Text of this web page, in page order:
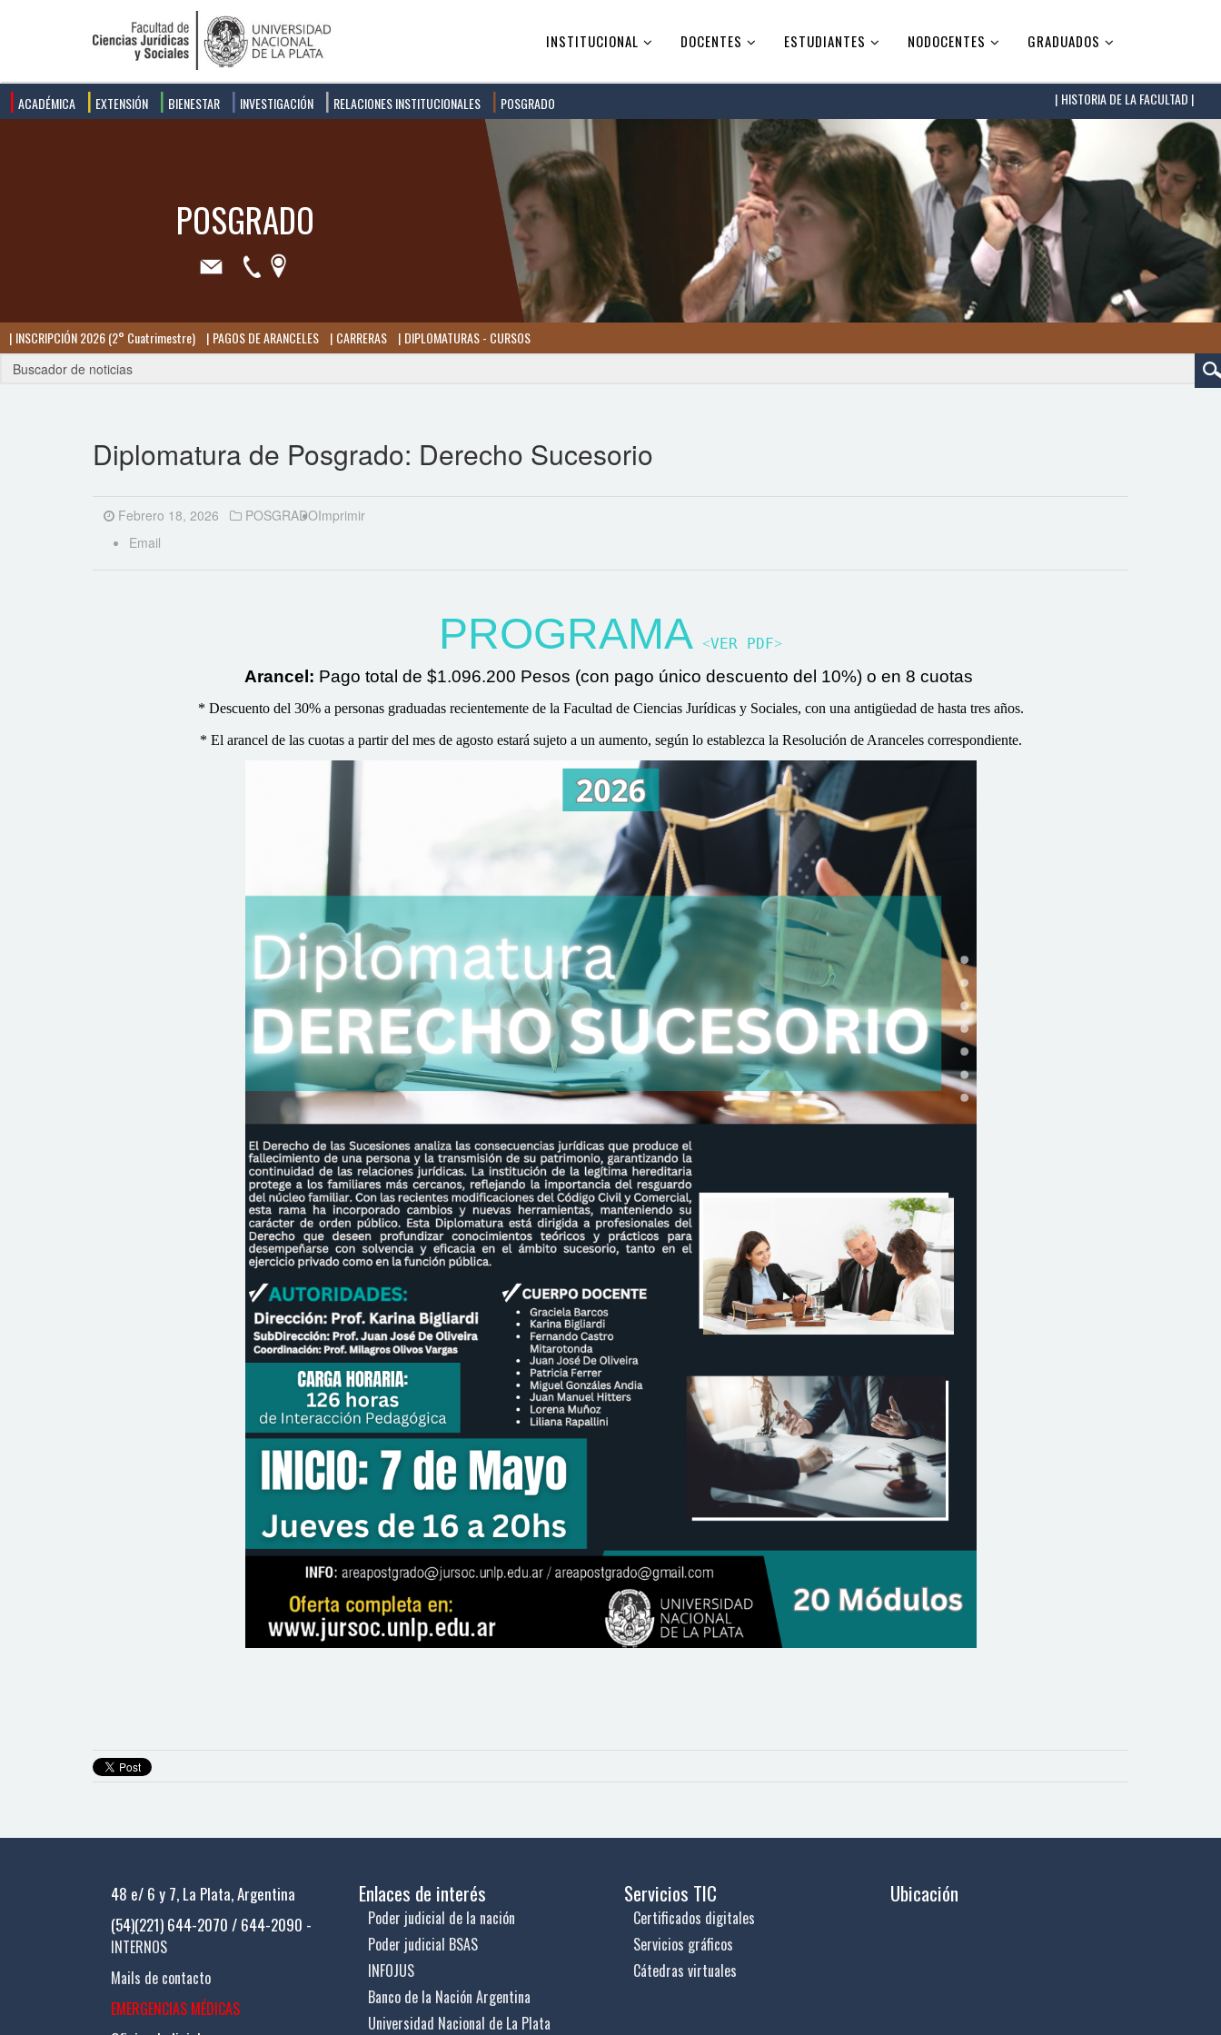
INSTITUCIONAL DOCENTES ESTUDIANTES NODOCENTES GRADUADOS
ACADÉMICA EXTENSIÓN BIENESTAR INVESTIGACIÓN RELACIONES INSTITUCIONALES POSGRADO HISTORIA DE LA FACULTAD |
INSCRIPCIÓN 2026 (2° Cuatrimestre) PAGOS DE ARANCELES CARRERAS DIPLOMATURAS - CURSOS
Diplomatura de Posgrado: Derecho Sucesorio
Febrero 18, 2026 POSGRADOImprimir
Email
PROGRAMA ˂VER PDF˃
Arancel: Pago total de $1.096.200 Pesos (con pago único descuento del 10%) o en 8 cuotas
* Descuento del 30% a personas graduadas recientemente de la Facultad de Ciencias Jurídicas y Sociales, con una antigüedad de hasta tres años.
* El arancel de las cuotas a partir del mes de agosto estará sujeto a un aumento, según lo establezca la Resolución de Aranceles correspondiente.
48 e/ 6 y 7, La Plata, Argentina
(54)(221) 644-2070 / 644-2090 -
INTERNOS
Mails de contacto
EMERGENCIAS MÉDICAS
Enlaces de interés
Poder judicial de la nación
Poder judicial BSAS
INFOJUS
Banco de la Nación Argentina
Universidad Nacional de La Plata
Servicios TIC
Certificados digitales
Servicios gráficos
Cátedras virtuales
Ubicación